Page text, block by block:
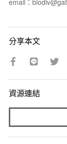
分享本文
資源連結